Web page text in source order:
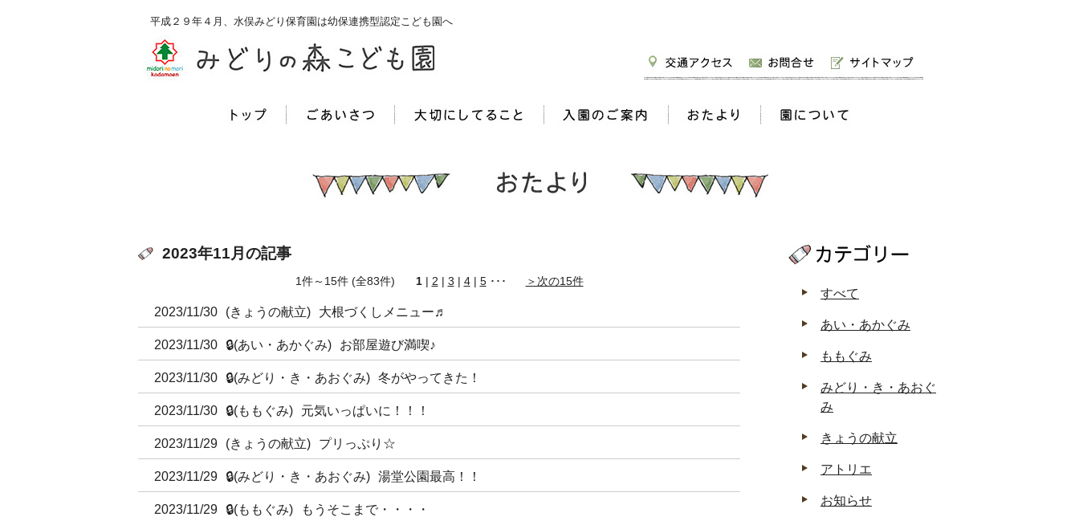
平成２９年４月、水俣みどり保育園は幼保連携型認定こども園へ
2023年11月の記事
1件～15件 (全83件) 1| 2 | 3 | 4| 5･･･ ＞次の15件
2023/11/30 (きょうの献立) 大根づくしメニュー♬
2023/11/30 🔒(あい・あかぐみ) お部屋遊び満喫♪
2023/11/30 🔒(みどり・き・あおぐみ) 冬がやってきた！
2023/11/30 🔒(ももぐみ) 元気いっぱいに！！！
2023/11/29 (きょうの献立) プリっぷり☆
2023/11/29 🔒(みどり・き・あおぐみ) 湯堂公園最高！！
2023/11/29 🔒(ももぐみ) もうそこまで・・・・
すべて
あい・あかぐみ
ももぐみ
みどり・き・あおぐ
み
きょうの献立
アトリエ
お知らせ